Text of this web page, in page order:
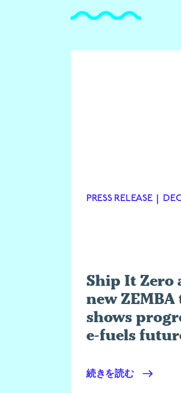
PRESS RELEASE
Ship It Zero
new ZEMBA
shows
e-fuels
続きを読む